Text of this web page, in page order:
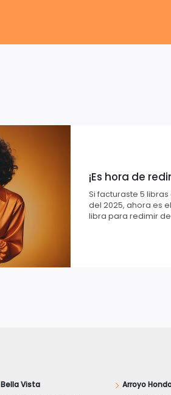
¡Es hora de
Si facturaste 5
del 2025, ahora es
libra para redimir
Bella Vista
Arroyo